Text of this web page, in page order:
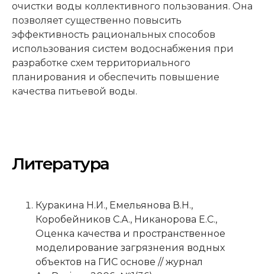
очистки воды коллективного пользования. Она
позволяет существенно повысить
эффективность рациональных способов
использования систем водоснабжения при
разработке схем территориального
планирования и обеспечить повышение
качества питьевой воды.
Литература
Куракина Н.И., Емельянова В.Н.,
Коробейников С.А., Никанорова Е.С.,
Оценка качества и пространственное
моделирование загрязнения водных
объектов на ГИС основе // журнал